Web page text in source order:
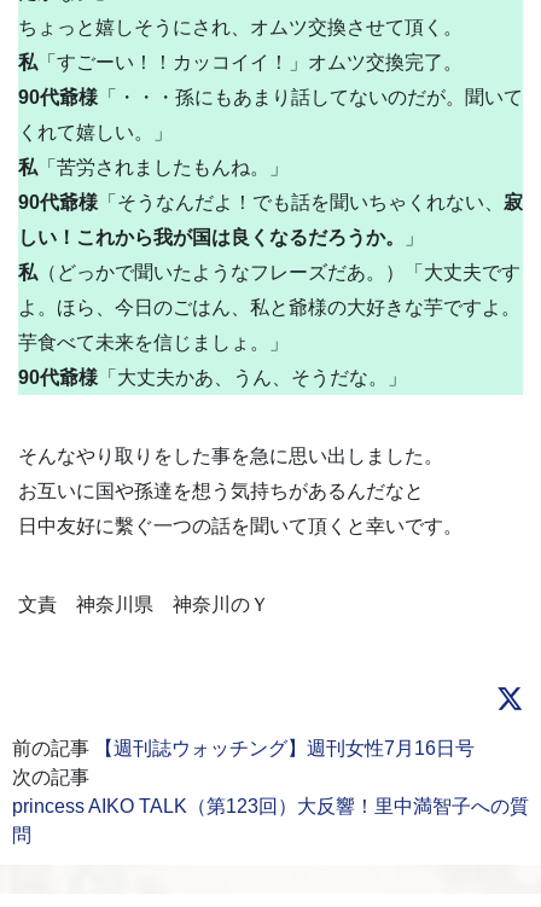
ちょっと嬉しそうにされ、オムツ交換させて頂く。
私 「すごーい！！カッコイイ！」オムツ交換完了。
90代爺様 「・・・孫にもあまり話してないのだが。聞いて
くれて嬉しい。」
私 「苦労されましたもんね。」
90代爺様 「そうなんだよ！でも話を聞いちゃくれない、 寂
しい！これから我が国は良くなるだろうか。
」
私 （どっかで聞いたようなフレーズだあ。）「大丈夫です
よ。ほら、今日のごはん、私と爺様の大好きな芋ですよ。
芋食べて未来を信じましょ。」
90代爺様 「大丈夫かあ、うん、そうだな。」
そんなやり取りをした事を急に思い出しました。
お互いに国や孫達を想う気持ちがあるんだなと
日中友好に繫ぐ一つの話を聞いて頂くと幸いです。
文責 神奈川県 神奈川のＹ
前の記事
【週刊誌ウォッチング】週刊女性7月16日号
次の記事
princess AIKO TALK（第123回）大反響！里中満智子への質
問